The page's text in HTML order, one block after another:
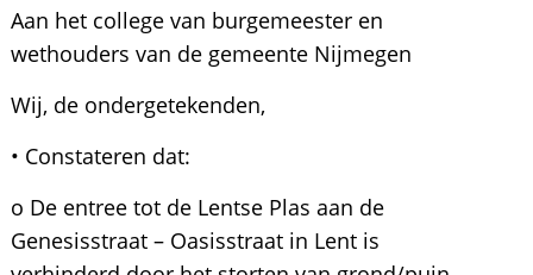
Aan het college van burgemeester en
wethouders van de gemeente Nijmegen
Wij, de ondergetekenden,
• Constateren dat:
o De entree tot de Lentse Plas aan de
Genesisstraat – Oasisstraat in Lent is